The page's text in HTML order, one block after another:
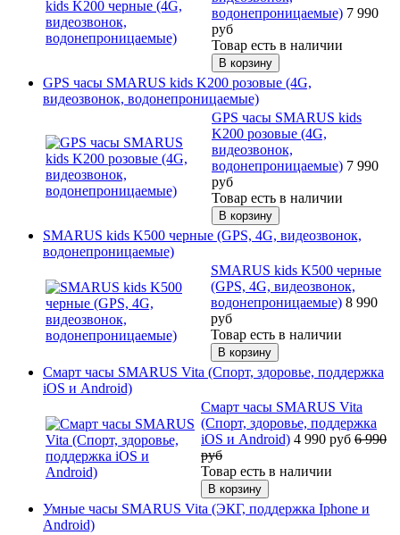
водонепроницаемые) 7 990
руб
Товар есть в наличии
GPS часы SMARUS kids K200 розовые (4G,
видеозвонок, водонепроницаемые)
GPS часы SMARUS kids
K200 розовые (4G,
видеозвонок,
водонепроницаемые) 7 990
руб
Товар есть в наличии
SMARUS kids K500 черные (GPS, 4G, видеозвонок,
водонепроницаемые)
SMARUS kids K500 черные
(GPS, 4G, видеозвонок,
водонепроницаемые) 8 990
руб
Товар есть в наличии
Смарт часы SMARUS Vita (Спорт, здоровье, поддержка
iOS и Android)
Смарт часы SMARUS Vita
(Спорт, здоровье, поддержка
iOS и Android) 4 990 руб 6 990
руб
Товар есть в наличии
Умные часы SMARUS Vita (ЭКГ, поддержка Iphone и
Android)